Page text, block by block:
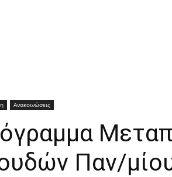
Ανακοινώσεις
Παν/